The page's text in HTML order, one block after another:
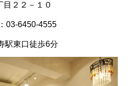
目２２－１０
03-6450-4555
駅東口徒歩6分